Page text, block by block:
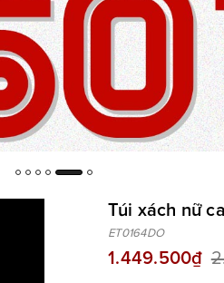
Túi xách nữ
ET0164DO
1.449.500₫